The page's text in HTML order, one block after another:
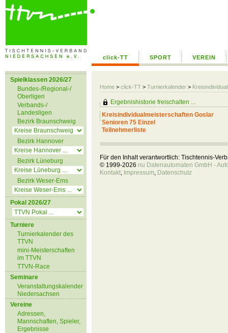
click-TT SPORT VEREIN
Home > click-TT > Turnierkalender >
Spielklassen 2026/27
Bundes-/Regional-/
Oberligen
Verbands-/
Landesligen
Bezirk Braunschweig
Bezirk Hannover
Bezirk Lüneburg
Bezirk Weser-Ems
Pokal 2026/27
Turniere
Turnierkalender des
TTVN
mini-Meisterschaften
im TTVN
TTVN-Race
Seminare
Veranstaltungskalender
Niedersachsen
Vereine
Adressen,
Mannschaften, Spieler,
Ergebnisse
Ergebnishistorie freischalten ...
Kreisindividualmeisterschaften Goslar
Senioren 75 Einzel
Teilnehmerliste
Für den Inhalt verantwortlich: Tischtennis-
© 1999-2026 nu Datenautomaten GmbH -
Kontakt, Impressum, Datenschutz